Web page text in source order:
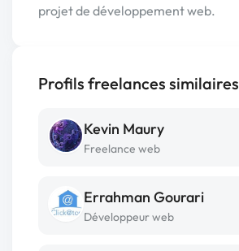
projet de développement web.
Profils freelances similaires
Kevin Maury
Freelance web
Errahman Gourari
Développeur web